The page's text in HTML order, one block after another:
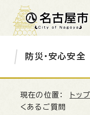
防災・安心安全
現在の位置： トッ
くあるご質問